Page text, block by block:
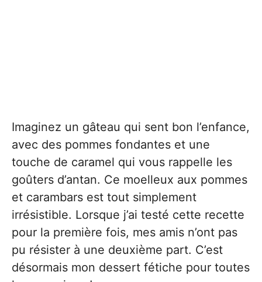
Imaginez un gâteau qui sent bon l’enfance,
avec des pommes fondantes et une
touche de caramel qui vous rappelle les
goûters d’antan. Ce moelleux aux pommes
et carambars est tout simplement
irrésistible. Lorsque j’ai testé cette recette
pour la première fois, mes amis n’ont pas
pu résister à une deuxième part. C’est
désormais mon dessert fétiche pour toutes